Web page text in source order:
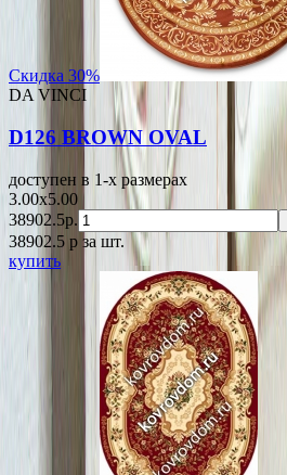
Скидка 30%
DA VINCI
D126 BROWN OVAL
доступен в 1-x размерах
3.00x5.00
38902.5р.
38902.5 p за шт.
купить